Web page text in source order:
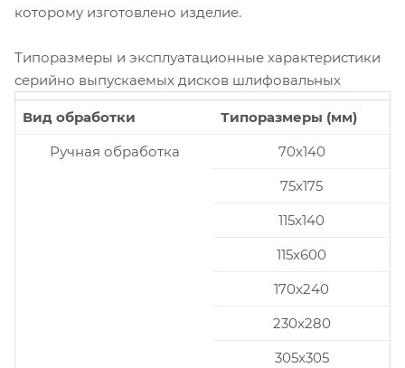
которому изготовлено изделие.
Типоразмеры и эксплуатационные характеристики
серийно выпускаемых дисков шлифовальных
Вид обработки
Типоразмеры (мм)
Ручная обработка
70x140
75x175
115x140
115x600
170x240
230x280
305x305